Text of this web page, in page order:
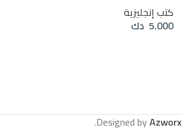
كتب إنجليزية
5.000 دك
Azworx
.